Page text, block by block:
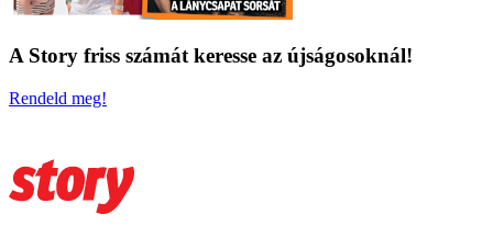
A Story friss számát keresse az újságosoknál!
Rendeld meg!